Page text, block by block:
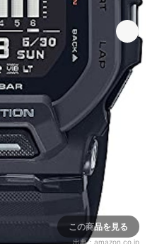
この商品を見る
出典： amazon.co.jp